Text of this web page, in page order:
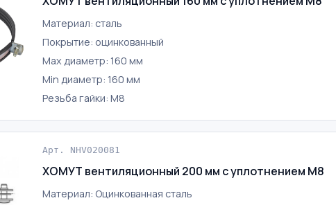
Материал: сталь
Покрытие: оцинкованный
Max диаметр: 160 мм
Min диаметр: 160 мм
Резьба гайки: М8
Арт. NHV020081
ХОМУТ вентиляционный 200 мм с уплотнением М8
Материал: Оцинкованная сталь